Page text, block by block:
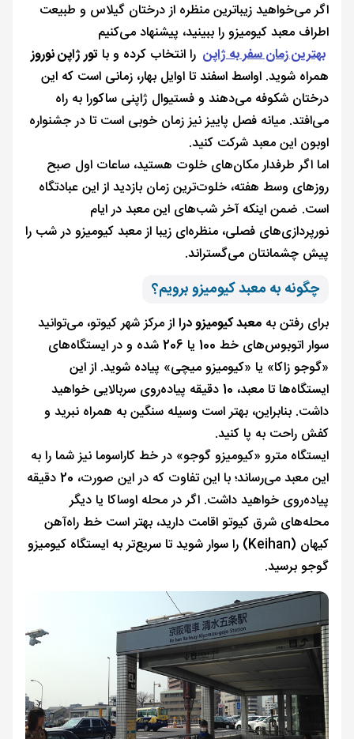
اگر می‌خواهید زیباترین منظره از درختان گیلاس و طبیعت
اطراف معبد کیومیزو را ببینید، پیشنهاد می‌کنیم
بهترین زمان سفر به ژاپن را انتخاب کرده و با تور ژاپن نوروز
همراه شوید. اواسط اسفند تا اوایل بهار، زمانی است که این
درختان شکوفه می‌دهند و فستیوال ژاپنی ساکورا به راه
می‌افتد. میانه فصل پاییز نیز زمان خوبی است تا در جشنواره
اوبون این معبد شرکت کنید.
اما اگر طرفدار مکان‌های خلوت هستید، ساعات اول صبح
روزهای وسط هفته، خلوت‌ترین زمان بازدید از این عبادتگاه
است. ضمن اینکه آخر شب‌های این معبد در ایام
نورپردازی‌های فصلی، منظره‌ای زیبا از معبد کیومیزو در شب را
پیش چشمانتان می‌گستراند.
چگونه به معبد کیومیزو برویم؟
برای رفتن به معبد کیومیزو درااز مرکز شهر کیوتو، می‌توانید
سوار اتوبوس‌های خط 100 یا 206 شده و در ایستگاه‌های
«گوجو زاکا» یا «کیومیزو میچی» پیاده شوید. از این
ایستگاه‌ها تا معبد، 10 دقیقه پیاده‌روی سربالایی خواهید
داشت. بنابراین، بهتر است وسیله سنگین به همراه نبرید و
کفش راحت به پا کنید.
ایستگاه مترو «کیومیزو گوجو» در خط کاراسوما نیز شما را به
این معبد می‌رساند؛ با این تفاوت که در این صورت، 20 دقیقه
پیاده‌روی خواهید داشت. اگر در محله اوساکا یا دیگر
محله‌های شرق کیوتو اقامت دارید، بهتر است خط راه‌آهن
کیهان (Keihan) را سوار شوید تا سریع‌تر به ایستگاه کیومیزو
گوجو برسید.